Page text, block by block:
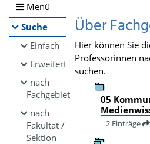
Menü
Suche
Einfach
Erweitert
nach
Fachgebiet
nach
Fakultät /
Sektion
Über
Hier können Sie
Professorinnen
suchen.
05
2 Einträge